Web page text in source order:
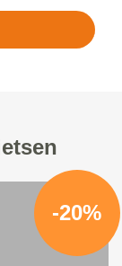
-20%